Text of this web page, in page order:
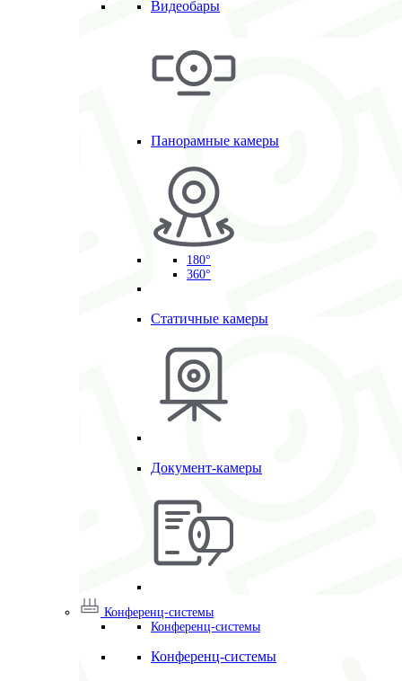
Видеобары
Панорамные камеры
180°
360°
Статичные камеры
Документ-камеры
Конференц-системы
Конференц-системы
Конференц-системы